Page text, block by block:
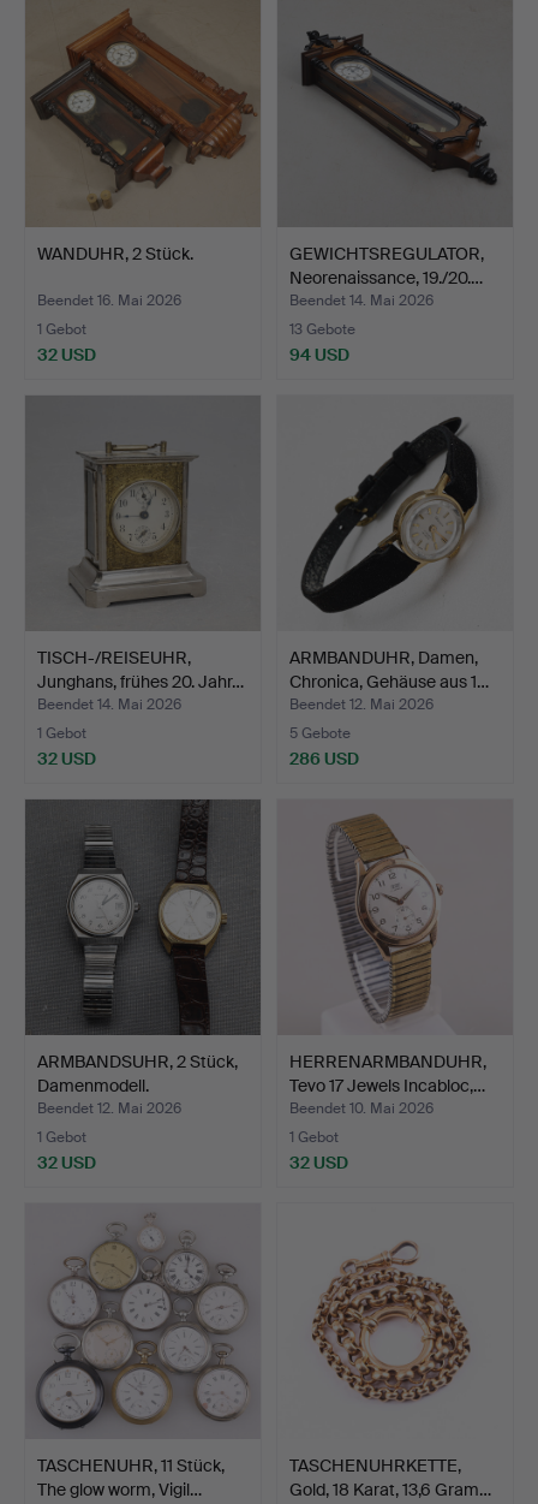
WANDUHR, 2 Stück.
Beendet 16. Mai 2026
1 Gebot
32 USD
GEWICHTSREGULATOR,
Neorenaissance, 19./20.…
Beendet 14. Mai 2026
13 Gebote
94 USD
TISCH-/REISEUHR,
Junghans, frühes 20. Jahr…
Beendet 14. Mai 2026
1 Gebot
32 USD
ARMBANDUHR, Damen,
Chronica, Gehäuse aus 1…
Beendet 12. Mai 2026
5 Gebote
286 USD
ARMBANDSUHR, 2 Stück,
Damenmodell.
Beendet 12. Mai 2026
1 Gebot
32 USD
HERRENARMBANDUHR,
Tevo 17 Jewels Incabloc,…
Beendet 10. Mai 2026
1 Gebot
32 USD
TASCHENUHR, 11 Stück,
The glow worm, Vigil…
TASCHENUHRKETTE,
Gold, 18 Karat, 13,6 Gram…